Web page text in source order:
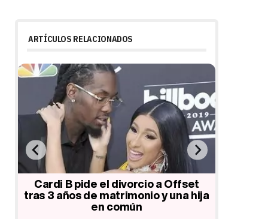
ARTÍCULOS RELACIONADOS
Cardi B se gasta 80 mil dólares en
una pulsera de diamantes para su
hija